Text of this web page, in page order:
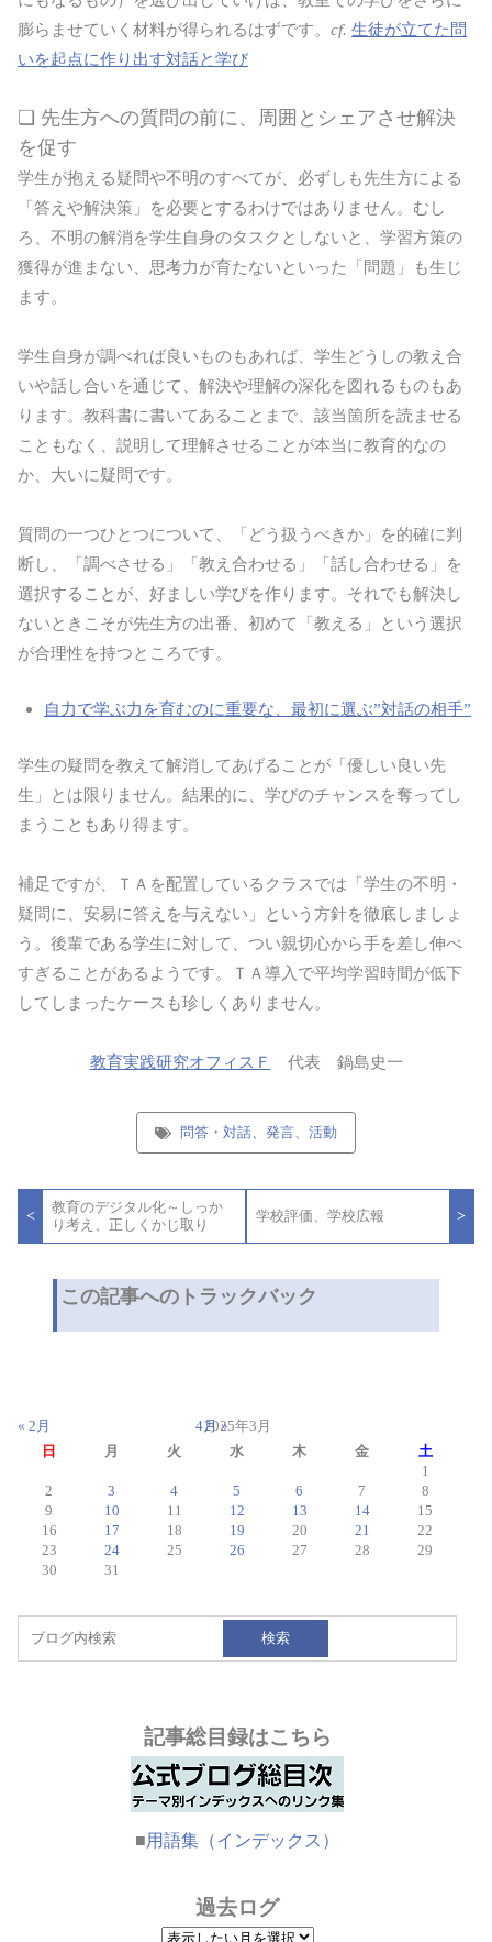
膨らませていく材料が得られるはずです。 cf. 生徒が立てた問
いを起点に作り出す対話と学び
❏ 先生方への質問の前に、周囲とシェアさせ解決
を促す
学生が抱える疑問や不明のすべてが、必ずしも先生方による
「答えや解決策」を必要とするわけではありません。むし
ろ、不明の解消を学生自身のタスクとしないと、学習方策の
獲得が進まない、思考力が育たないといった「問題」も生じ
ます。
学生自身が調べれば良いものもあれば、学生どうしの教え合
いや話し合いを通じて、解決や理解の深化を図れるものもあ
ります。教科書に書いてあることまで、該当箇所を読ませる
こともなく、説明して理解させることが本当に教育的なの
か、大いに疑問です。
質問の一つひとつについて、「どう扱うべきか」を的確に判
断し、「調べさせる」「教え合わせる」「話し合わせる」を
選択することが、好ましい学びを作ります。それでも解決し
ないときこそが先生方の出番、初めて「教える」という選択
が合理性を持つところです。
自力で学ぶ力を育むのに重要な、最初に選ぶ”対話の相手”
学生の疑問を教えて解消してあげることが「優しい良い先
生」とは限りません。結果的に、学びのチャンスを奪ってし
まうこともあり得ます。
補足ですが、ＴＡを配置しているクラスでは「学生の不明・
疑問に、安易に答えを与えない」という方針を徹底しましょ
う。後輩である学生に対して、つい親切心から手を差し伸べ
すぎることがあるようです。ＴＡ導入で平均学習時間が低下
してしまったケースも珍しくありません。
教育実践研究オフィスＦ 代表 鍋島史一
問答・対話、発言、活動
稿
ビ
<
教育のデジタル化～しっか
り考え、正しくかじ取り
学校評価、学校広報 >
この記事へのトラックバック
2025年3月
日
月 火 水 木 金
土
1
2
3 4 5 6 7
8
9
10 11 12 13 14
15
16
17 18 19 20 21
22
23
24 25 26 27 28
29
30
31
« 2月 4月 »
検索
記事総目録はこちら
■用語集（インデックス）
過去ログ